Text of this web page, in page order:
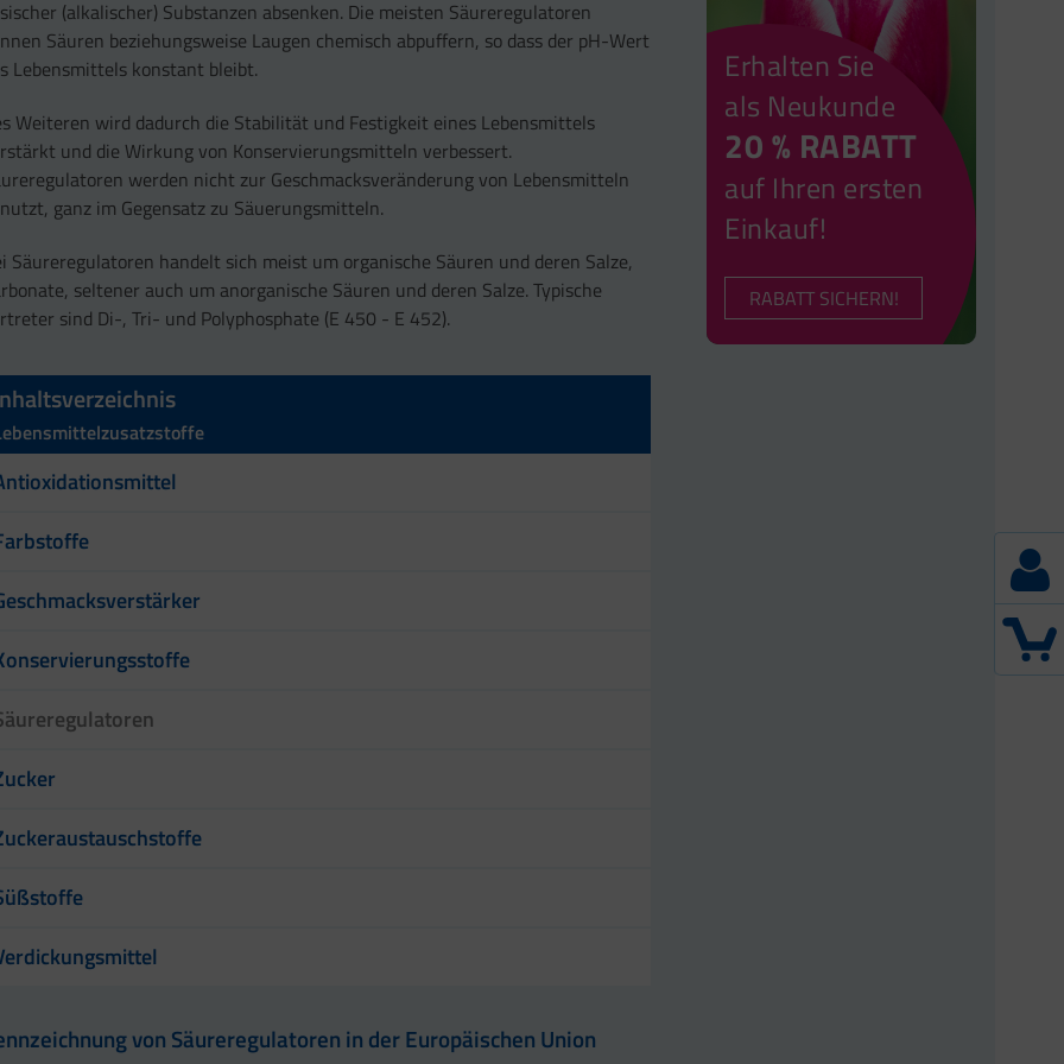
(alkalischer) Substanzen absenken. Die meisten Säureregulatoren
Säuren beziehungsweise Laugen chemisch abpuffern, so dass der pH-Wert
Lebensmittels konstant bleibt.
Weiteren wird dadurch die Stabilität und Festigkeit eines Lebensmittels
und die Wirkung von Konservierungsmitteln verbessert.
werden nicht zur Geschmacksveränderung von Lebensmitteln
ganz im Gegensatz zu Säuerungsmitteln.
Säureregulatoren handelt sich meist um organische Säuren und deren Salze,
seltener auch um anorganische Säuren und deren Salze. Typische
sind Di-, Tri- und Polyphosphate (E 450 - E 452).
von Säureregulatoren in der Europäischen Union
Erhalten Sie
als Neukunde
20 % RABATT
auf Ihren ersten
Einkauf!
RABATT SICHERN!